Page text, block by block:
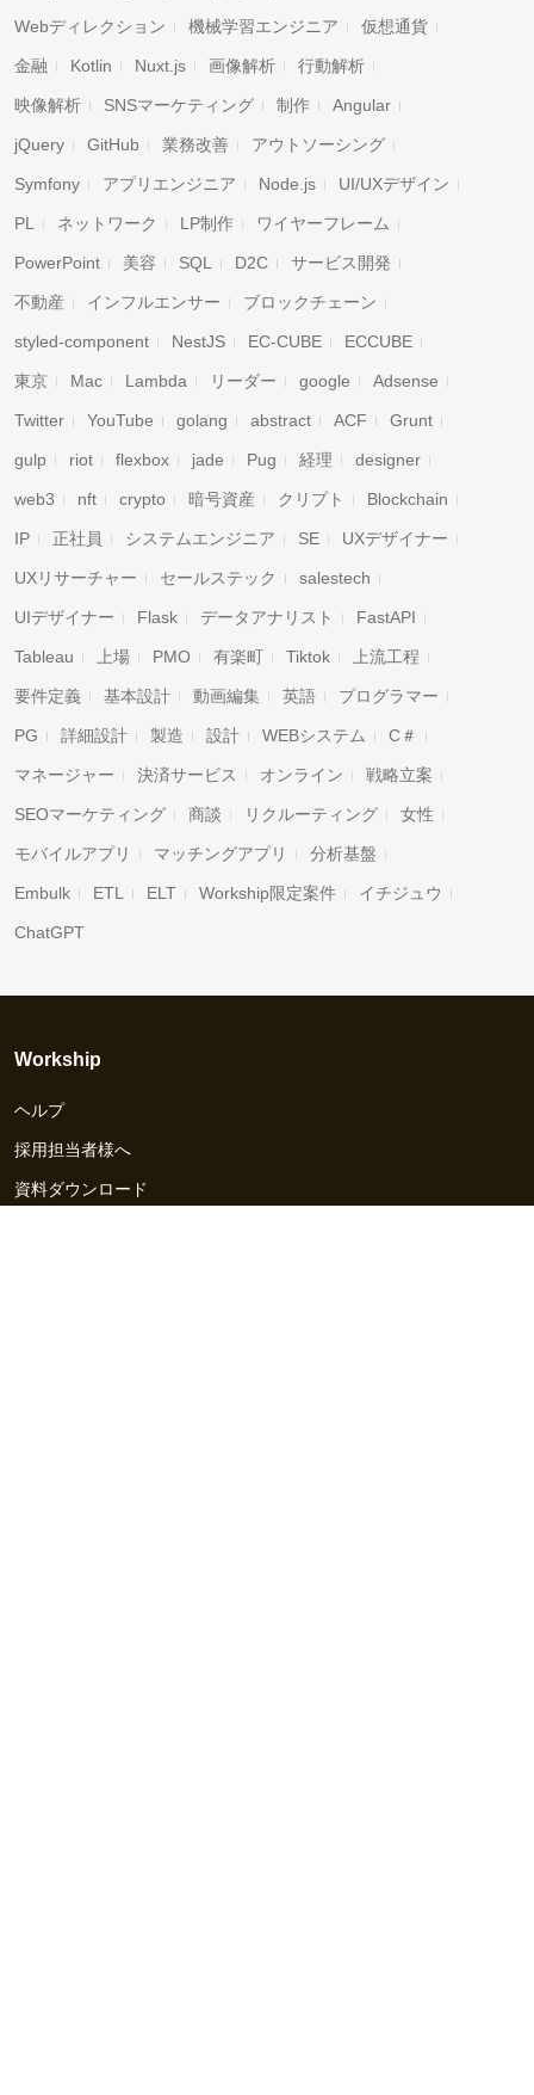
Webディレクション 機械学習エンジニア 仮想通貨
金融 Kotlin Nuxt.js 画像解析 行動解析
映像解析 SNSマーケティング 制作 Angular
jQuery GitHub 業務改善 アウトソーシング
Symfony アプリエンジニア Node.js UI/UXデザイン
PL ネットワーク LP制作 ワイヤーフレーム
PowerPoint 美容 SQL D2C サービス開発
不動産 インフルエンサー ブロックチェーン
styled-component NestJS EC-CUBE ECCUBE
東京 Mac Lambda リーダー google Adsense
Twitter YouTube golang abstract ACF Grunt
gulp riot flexbox jade Pug 経理 designer
web3 nft crypto 暗号資産 クリプト Blockchain
IP 正社員 システムエンジニア SE UXデザイナー
UXリサーチャー セールステック salestech
UIデザイナー Flask データアナリスト FastAPI
Tableau 上場 PMO 有楽町 Tiktok 上流工程
要件定義 基本設計 動画編集 英語 プログラマー
PG 詳細設計 製造 設計 WEBシステム C＃
マネージャー 決済サービス オンライン 戦略立案
SEOマーケティング 商談 リクルーティング 女性
モバイルアプリ マッチングアプリ 分析基盤
Embulk ETL ELT Workship限定案件 イチジュウ
ChatGPT
Workship
ヘルプ
採用担当者様へ
資料ダウンロード